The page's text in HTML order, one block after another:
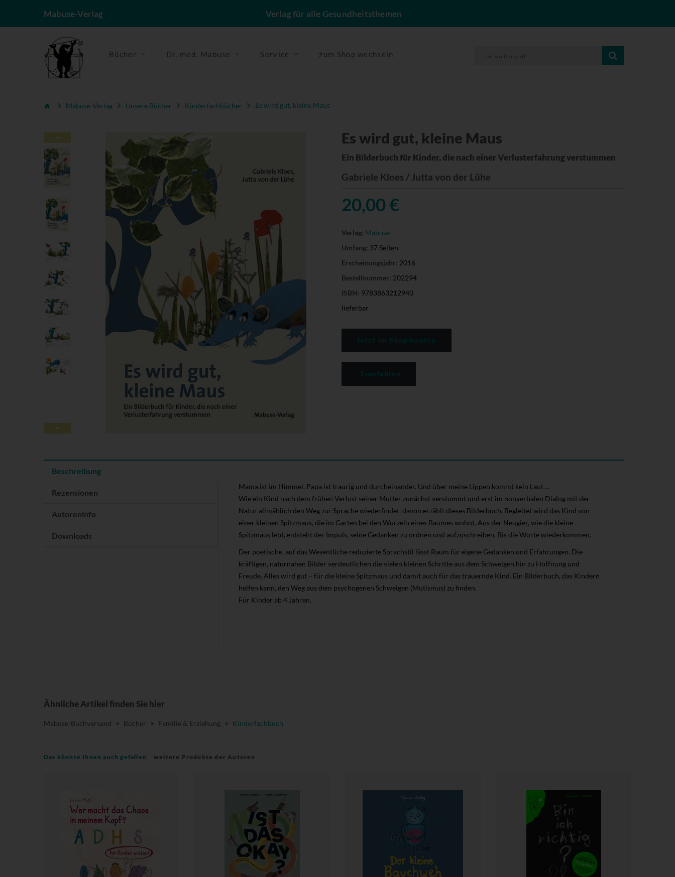
Mabuse-Verlag Verlag für alle Gesundheitsthemen
Bücher Dr. med. Mabuse Service zum Shop wechseln
Mabuse-Verlag Unsere Bücher Kinderfachbücher Es wird gut, kleine Maus
Es wird gut, kleine Maus
Ein Bilderbuch für Kinder, die nach einer Verlusterfahrung verstummen
Gabriele Kloes / Jutta von der Lühe
20,00 €
Verlag: Mabuse
Umfang: 37 Seiten
Erscheinungsjahr: 2016
Bestellnummer: 202294
ISBN: 9783863212940
lieferbar
Beschreibung
Rezensionen
Autoreninfo
Downloads
Mama ist im Himmel. Papa ist traurig und durcheinander. Und über meine Lippen kommt kein Laut ...
Wie ein Kind nach dem frühen Verlust seiner Mutter zunächst verstummt und erst im nonverbalen Dialog mit der
Natur allmählich den Weg zur Sprache wiederfindet, davon erzählt dieses Bilderbuch. Begleitet wird das Kind von
einer kleinen Spitzmaus, die im Garten bei den Wurzeln eines Baumes wohnt. Aus der Neugier, wie die kleine
Spitzmaus lebt, entsteht der Impuls, seine Gedanken zu ordnen und aufzuschreiben. Bis die Worte wiederkommen.
Der poetische, auf das Wesentliche reduzierte Sprachstil lässt Raum für eigene Gedanken und Erfahrungen. Die
kräftigen, naturnahen Bilder verdeutlichen die vielen kleinen Schritte aus dem Schweigen hin zu Hoffnung und
Freude. Alles wird gut – für die kleine Spitzmaus und damit auch für das trauernde Kind. Ein Bilderbuch, das Kindern
helfen kann, den Weg aus dem psychogenen Schweigen (Mutismus) zu finden.
Für Kinder ab 4 Jahren.
Ähnliche Artikel finden Sie hier
Mabuse-Buchversand > Bücher > Familie & Erziehung > Kinderfachbuch
Das könnte Ihnen auch gefallen weitere Produkte der Autoren